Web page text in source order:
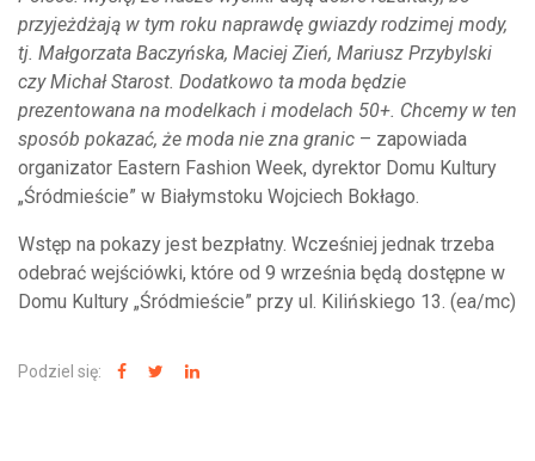
przyjeżdżają w tym roku naprawdę gwiazdy rodzimej mody,
tj. Małgorzata Baczyńska, Maciej Zień, Mariusz Przybylski
czy Michał Starost. Dodatkowo ta moda będzie
prezentowana na modelkach i modelach 50+. Chcemy w ten
sposób pokazać, że moda nie zna granic – zapowiada
organizator Eastern Fashion Week, dyrektor Domu Kultury
„Śródmieście” w Białymstoku Wojciech Bokłago.
Wstęp na pokazy jest bezpłatny. Wcześniej jednak trzeba
odebrać wejściówki, które od 9 września będą dostępne w
Domu Kultury „Śródmieście” przy ul. Kilińskiego 13. (ea/mc)
Podziel się: